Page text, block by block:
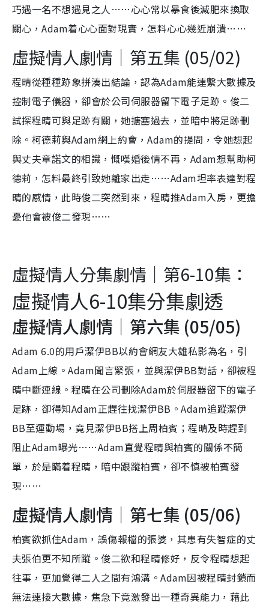
巧遇一名不想遇見之人……心心常以暴食後減肥來換取
關心，Adam着心心面對現實，怎料心心幾近崩潰……
虛擬情人劇情｜第五集 (05/02)
程晴從種種跡象拼湊出結論，認為Adam能連繫大數據及
控制電子儀器，卻會於公司伺服器留下電子足跡。俊二
試探程晴可與足跡有關，她搪塞過去，並暗中將足跡刪
除。柯德莉與Adam網上約會，Adam的提問，令她想起
與丈夫章諾文的相識，慨嘆婚後情不再，Adam想幫助柯
德莉，怎料最終引致她離家出走……Adam坦率表達對程
晴的感情，此時俊二突然到來，程晴推Adam入房，更擔
憂他會被俊二發現……
虛擬情人分集劇情｜第6-10集：
虛擬情人6-10集分集劇透
虛擬情人劇情｜第六集 (05/05)
Adam 6.0的用戶潔伊BB以約會網友大雄私影為名，引
Adam上線。Adam聞言緊張，並與潔伊BB對話，卻被程
晴中斷連線。程晴在公司刪除Adam於伺服器留下的電子
足跡，卻得知Adam正趕往找潔伊BB。Adam追蹤潔伊
BB至運動場，竟見潔伊BB搭上周柏賓；程晴及時趕到
阻止Adam曝光……Adam直覺程晴與柏賓的關係不簡
單，於是瞞着程晴，暗中跟蹤柏賓，卻不慎被柏賓發
現……
虛擬情人劇情｜第七集 (05/06)
柏賓欲抓住Adam，誤傷報檔的張婆，其患有失智症的丈
夫張伯更不知所蹤。俊二欲和程晴修好，反令程晴想起
往事，更加覺得二人之間有鴻溝。Adam因被程晴封鎖而
無法連接大數據，焦急下竟激發出一種奇異能力，藉此